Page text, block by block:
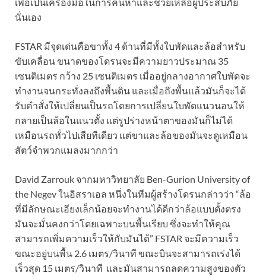
นั่นเอง
FSTAR มีจุดเด่นคือขาทั้ง 4 ด้านที่มีทั้งใบพัดและล้อสำหรับ
ขับเคลื่อน ขนาดของโดรนจะมีความยาวประมาณ 35
เซนติเมตร กว้าง 25 เซนติเมตร เมื่ออยู่กลางอากาศใบพัดจะ
ทำงานจนกระทั่งลงถึงพื้นดิน และเมื่อถึงพื้นแล้วมันก็จะได้
รับคำสั่งให้เปลี่ยนเป็นรถโดยการเปลี่ยนใบพัดแนวนอนให้
กลายเป็นล้อในแนวตั้ง แต่รูปร่างหน้าตาของมันก็ไม่ได้
เหมือนรถทั่วไปเสียทีเดียว แต่ขาและล้อของมันจะดูเหมือน
สัตว์จำพวกแมลงมากกว่า
David Zarrouk จากมหาวิทยาลัย Ben-Gurion University of
the Negev ในอิสราเอล หนึ่งในทีมผู้สร้างโดรนกล่าวว่า “ล้อ
ที่มีลักษณะเอียงเล็กน้อยจะทำงานได้ดีกว่าล้อแบบตั้งตรง
มันจะมั่นคงกว่าโดยเฉพาะบนพื้นเรียบ ซึ่งจะทำให้คุณ
สามารถเพิ่มความเร็วให้กับมันได้” FSTAR จะมีความเร็ว
ขณะอยู่บนพื้น 2.6 เมตร/วินาที ขณะบินจะสามารถเร่งได้
เร็วสุด 15 เมตร/วินาที และมันสามารถลดความสูงของตัว